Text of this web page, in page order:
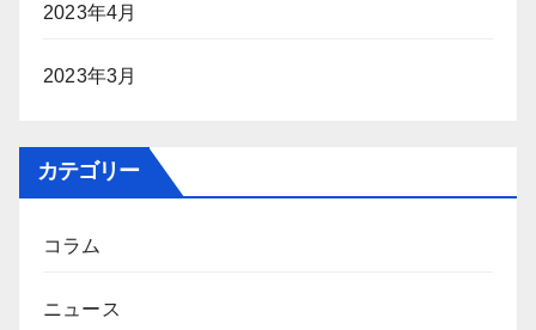
2023年4月
2023年3月
カテゴリー
コラム
ニュース